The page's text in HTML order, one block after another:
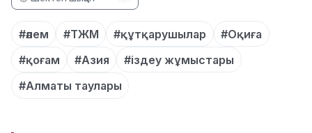
#әлем #ТЖМ #құтқарушылар
#Оқиға
#қоғам
#Азия
#іздеу жұмыстары
#Алматы таулары